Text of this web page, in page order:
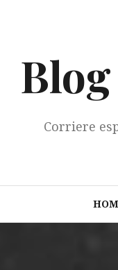
Corriere